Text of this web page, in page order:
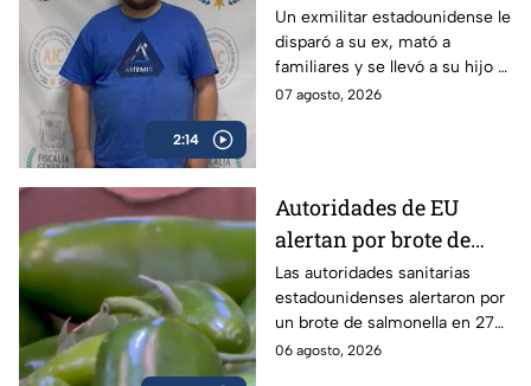
2:14
disparó a su ex en
Saltillo, mató a
familiares y se llevó a
su hijo
Un exmilitar estadounidense le
disparó a su ex, mató a
familiares y se llevó a su hijo a
la frontera.
07 agosto, 2026
Autoridades de EU
alertan por brote de
Salmonella en cultivos
de jalapeño en México
Las autoridades sanitarias
estadounidenses alertaron por
un brote de salmonella en 27
estados vinculados a el chile
06 agosto, 2026